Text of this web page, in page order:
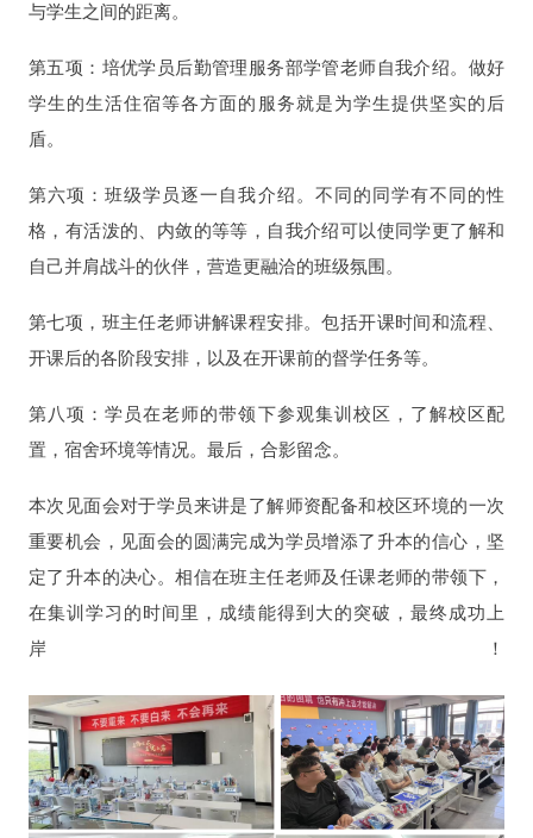
与学生之间的距离。
第五项：培优学员后勤管理服务部学管老师自我介绍。做好
学生的生活住宿等各方面的服务就是为学生提供坚实的后
盾。
第六项：班级学员逐一自我介绍。不同的同学有不同的性
格，有活泼的、内敛的等等，自我介绍可以使同学更了解和
自己并肩战斗的伙伴，营造更融洽的班级氛围。
第七项，班主任老师讲解课程安排。包括开课时间和流程、
开课后的各阶段安排，以及在开课前的督学任务等。
第八项：学员在老师的带领下参观集训校区，了解校区配
置，宿舍环境等情况。最后，合影留念。
本次见面会对于学员来讲是了解师资配备和校区环境的一次
重要机会，见面会的圆满完成为学员增添了升本的信心，坚
定了升本的决心。相信在班主任老师及任课老师的带领下，
在集训学习的时间里，成绩能得到大的突破，最终成功上
岸！